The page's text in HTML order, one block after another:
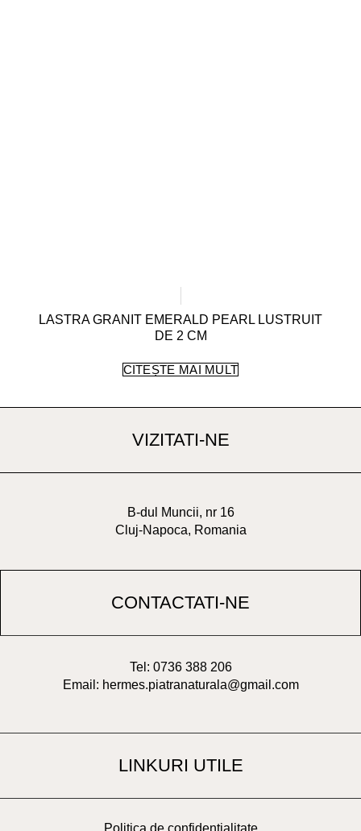
LASTRA GRANIT EMERALD PEARL LUSTRUIT
DE 2 CM
CITEȘTE MAI MULT
VIZITATI-NE
B-dul Muncii, nr 16
Cluj-Napoca, Romania
CONTACTATI-NE
Tel: 0736 388 206
Email: hermes.piatranaturala@gmail.com
LINKURI UTILE